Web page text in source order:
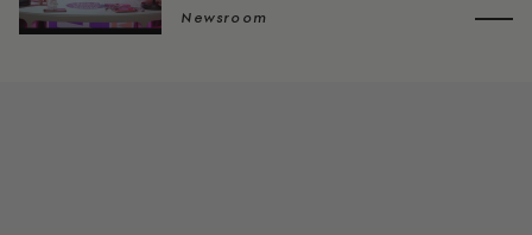
Newsroom